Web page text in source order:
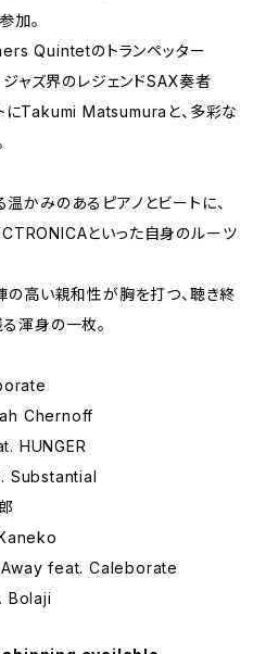
加。
Quintetのトランペッター
ャズ界のレジェンドSAX奏者
Takumi Matsumuraと、多彩な
かみのあるピアノとビートに、
といった自身のルーツ
の高い親和性が胸を打つ、聴き終
渾身の一枚。
Chernoff
HUNGER
Substantial
feat. Caleborate
Bolaji